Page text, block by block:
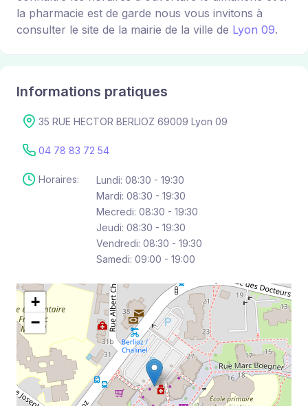
la pharmacie est de garde nous vous invitons à
consulter le site de la mairie de la ville de Lyon 09.
Informations pratiques
35 RUE HECTOR BERLIOZ 69009 Lyon 09
04 78 83 72 54
Horaires:
Lundi: 08:30 - 19:30
Mardi: 08:30 - 19:30
Mecredi: 08:30 - 19:30
Jeudi: 08:30 - 19:30
Vendredi: 08:30 - 19:30
Samedi: 09:00 - 19:00
+
−